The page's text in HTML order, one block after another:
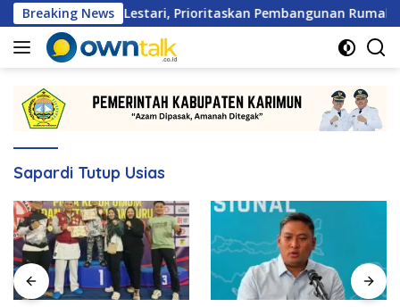
Langsung
ke
konten
Breaking News
Patam Lestari, Prioritaskan Pembangunan Rumah Ibadah
Sapardi Tutup Usias